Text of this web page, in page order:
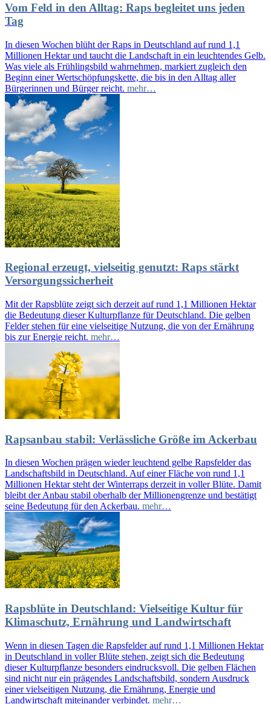
Vom Feld in den Alltag: Raps begleitet uns jeden
Tag
In diesen Wochen blüht der Raps in Deutschland auf rund 1,1
Millionen Hektar und taucht die Landschaft in ein leuchtendes Gelb.
Was viele als Frühlingsbild wahrnehmen, markiert zugleich den
Beginn einer Wertschöpfungskette, die bis in den Alltag aller
Bürgerinnen und Bürger reicht. mehr…
Regional erzeugt, vielseitig genutzt: Raps stärkt
Versorgungssicherheit
Mit der Rapsblüte zeigt sich derzeit auf rund 1,1 Millionen Hektar
die Bedeutung dieser Kulturpflanze für Deutschland. Die gelben
Felder stehen für eine vielseitige Nutzung, die von der Ernährung
bis zur Energie reicht. mehr…
Rapsanbau stabil: Verlässliche Größe im Ackerbau
In diesen Wochen prägen wieder leuchtend gelbe Rapsfelder das
Landschaftsbild in Deutschland. Auf einer Fläche von rund 1,1
Millionen Hektar steht der Winterraps derzeit in voller Blüte. Damit
bleibt der Anbau stabil oberhalb der Millionengrenze und bestätigt
seine Bedeutung für den Ackerbau. mehr…
Rapsblüte in Deutschland: Vielseitige Kultur für
Klimaschutz, Ernährung und Landwirtschaft
Wenn in diesen Tagen die Rapsfelder auf rund 1,1 Millionen Hektar
in Deutschland in voller Blüte stehen, zeigt sich die Bedeutung
dieser Kulturpflanze besonders eindrucksvoll. Die gelben Flächen
sind nicht nur ein prägendes Landschaftsbild, sondern Ausdruck
einer vielseitigen Nutzung, die Ernährung, Energie und
Landwirtschaft miteinander verbindet. mehr…